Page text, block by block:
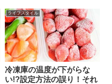
と疑問に思う方もいますよね。お
子さんの七五三や、大学の卒業式
など、ご家庭で代々引き継いで使
用しているご家庭もあると思い
ま...
ライフスタイル
冷凍庫の温度が下がらな
い!?設定方法の誤り！それ